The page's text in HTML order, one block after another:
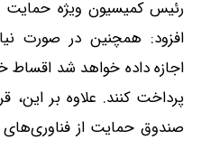
رئیس کمیسیون ویژه حمایت
افزود: همچنین در صورت
اجازه داده خواهد شد اقساط
پرداخت کنند. علاوه بر این،
صندوق حمایت از فناوری‌های